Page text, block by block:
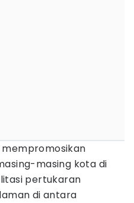
mempromosikan
masing kota di
pertukaran
di antara